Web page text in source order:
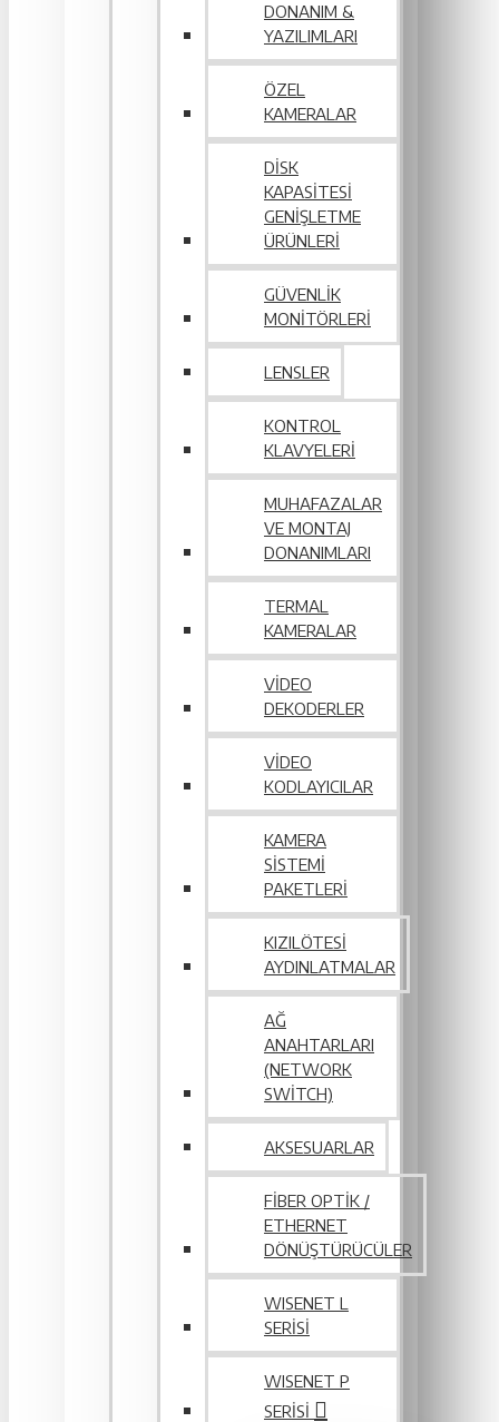
DONANIM &
YAZILIMLARI
ÖZEL
KAMERALAR
DISK
KAPASITESI
GENIŞLETME
ÜRÜNLERI
GÜVENLIK
MONITÖRLERI
LENSLER
KONTROL
KLAVYELERI
MUHAFAZALAR
VE MONTAJ
DONANIMLARI
TERMAL
KAMERALAR
VIDEO
DEKODERLER
VIDEO
KODLAYICILAR
KAMERA
SISTEMI
PAKETLERI
KIZILÖTESI
AYDINLATMALAR
AĞ
ANAHTARLARI
(NETWORK
SWITCH)
AKSESUARLAR
FIBER OPTIK /
ETHERNET
DÖNÜŞTÜRÜCÜLER
WISENET L
SERİSİ
WISENET P
SERISI